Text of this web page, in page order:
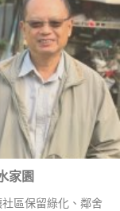
家園
區保留綠化、鄰舍